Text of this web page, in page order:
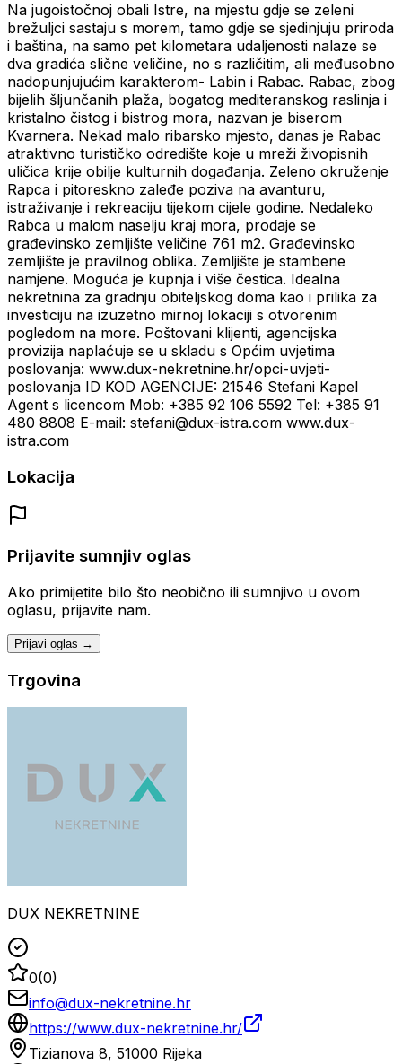
Na jugoistočnoj obali Istre, na mjestu gdje se zeleni
brežuljci sastaju s morem, tamo gdje se sjedinjuju priroda
i baština, na samo pet kilometara udaljenosti nalaze se
dva gradića slične veličine, no s različitim, ali međusobno
nadopunjujućim karakterom- Labin i Rabac. Rabac, zbog
bijelih šljunčanih plaža, bogatog mediteranskog raslinja i
kristalno čistog i bistrog mora, nazvan je biserom
Kvarnera. Nekad malo ribarsko mjesto, danas je Rabac
atraktivno turističko odredište koje u mreži živopisnih
uličica krije obilje kulturnih događanja. Zeleno okruženje
Rapca i pitoreskno zaleđe poziva na avanturu,
istraživanje i rekreaciju tijekom cijele godine. Nedaleko
Rabca u malom naselju kraj mora, prodaje se
građevinsko zemljište veličine 761 m2. Građevinsko
zemljište je pravilnog oblika. Zemljište je stambene
namjene. Moguća je kupnja i više čestica. Idealna
nekretnina za gradnju obiteljskog doma kao i prilika za
investiciju na izuzetno mirnoj lokaciji s otvorenim
pogledom na more. Poštovani klijenti, agencijska
provizija naplaćuje se u skladu s Općim uvjetima
poslovanja: www.dux-nekretnine.hr/opci-uvjeti-
poslovanja ID KOD AGENCIJE: 21546 Stefani Kapel
Agent s licencom Mob: +385 92 106 5592 Tel: +385 91
480 8808 E-mail: stefani@dux-istra.com www.dux-
istra.com
Lokacija
Prijavite sumnjiv oglas
Ako primijetite bilo što neobično ili sumnjivo u ovom
oglasu, prijavite nam.
Prijavi oglas →
Trgovina
DUX NEKRETNINE
0(0)
info@dux-nekretnine.hr
https://www.dux-nekretnine.hr/
Tizianova 8, 51000 Rijeka